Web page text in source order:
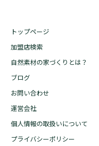
トップページ
加盟店検索
自然素材の家づくりとは？
ブログ
お問い合わせ
運営会社
個人情報の取扱いについて
プライバシーポリシー